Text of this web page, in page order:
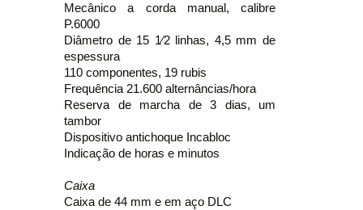
Mecânico a corda manual, calibre
P.6000
Diâmetro de 15 1⁄2 linhas, 4,5 mm de
espessura
110 componentes, 19 rubis
Frequência 21.600 alternâncias/hora
Reserva de marcha de 3 dias, um
tambor
Dispositivo antichoque Incabloc
Indicação de horas e minutos
Caixa
Caixa de 44 mm e em aço DLC